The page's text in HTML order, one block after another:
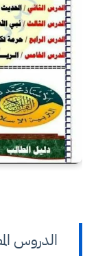
الدروس